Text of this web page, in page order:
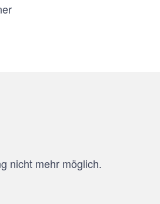
nicht mehr möglich.